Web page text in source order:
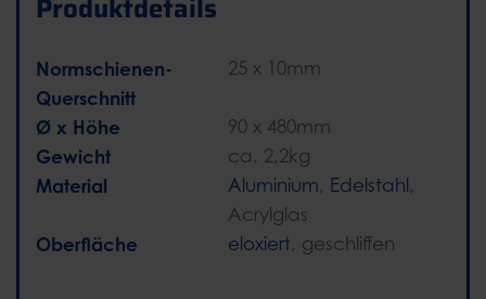
Produktdetails
Normschienen-
Querschnitt
25 x 10mm
Ø x Höhe 90 x 480mm
Gewicht ca. 2,2kg
Material Aluminium, Edelstahl ,
Acrylglas
Oberfläche eloxiert, geschliffen